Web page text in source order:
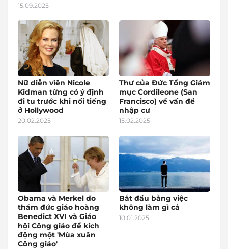
15.09.2025
Nữ diễn viên Nicole
Kidman từng có ý định
đi tu trước khi nổi tiếng
ở Hollywood
20.02.2025
Thư của Đức Tổng Giám
mục Cordileone (San
Francisco) về vấn đề
nhập cư
15.02.2025
Obama và Merkel do
thám đức giáo hoàng
Benedict XVI và Giáo
hội Công giáo để kích
động một 'Mùa xuân
Công giáo'
Bắt đầu bằng việc
không làm gì cả
10.01.2025